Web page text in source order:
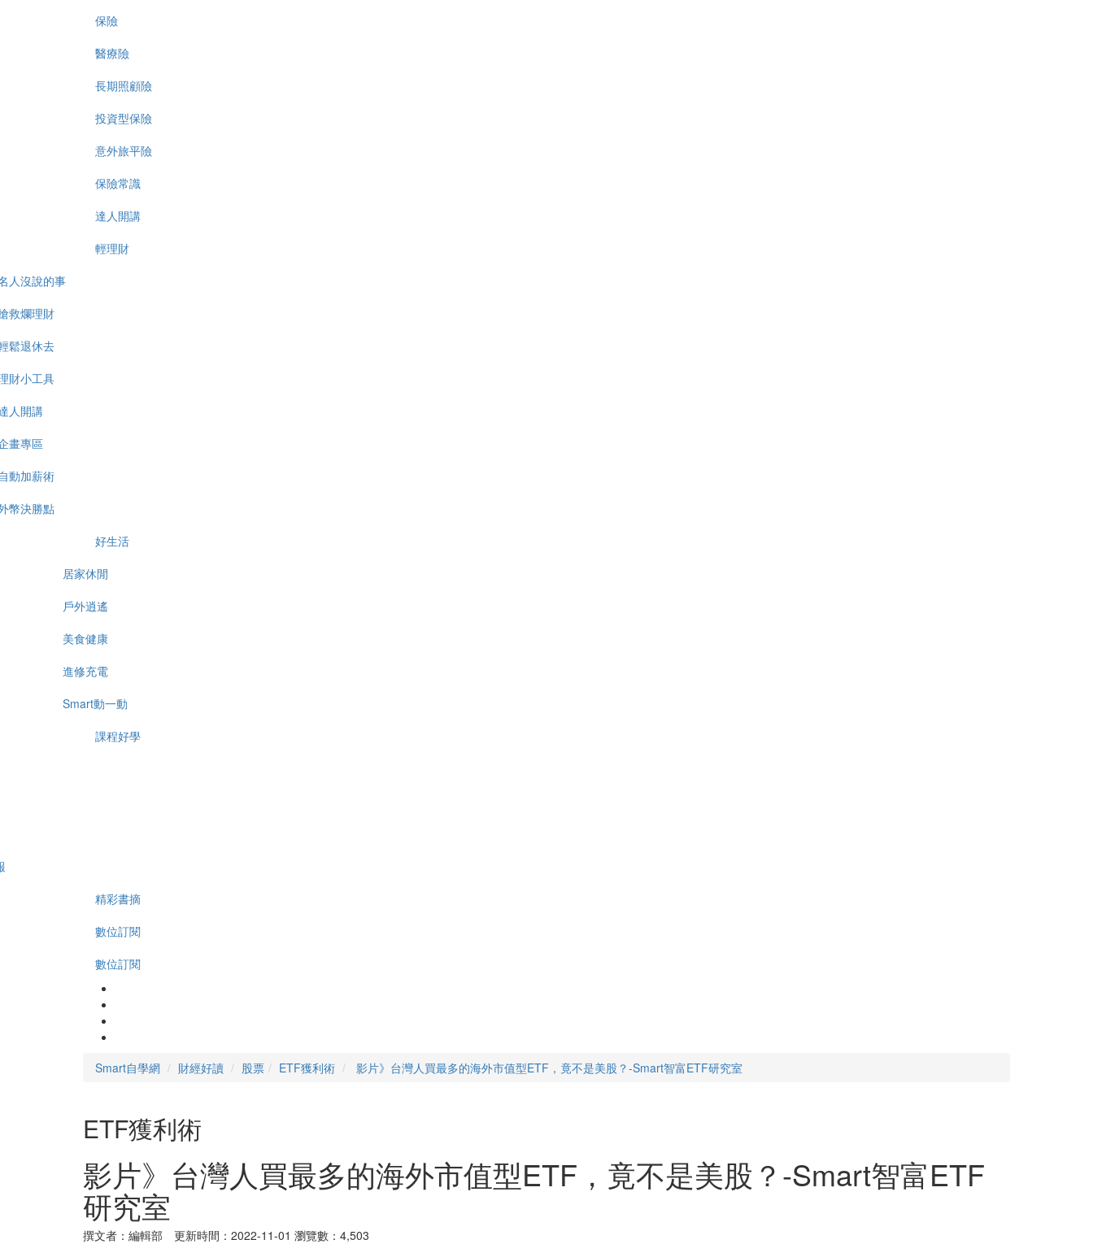
保險
醫療險
長期照顧險
投資型保險
意外旅平險
保險常識
達人開講
輕理財
人沒說的事
救爛理財
鬆退休去
財小工具
人開講
畫專區
動加薪術
幣決勝點
好生活
居家休閒
戶外逍遙
美食健康
進修充電
Smart動一動
課程好學
精彩書摘
數位訂閱
數位訂閱
Smart自學網 財經好讀 股票 ETF獲利術 影片》台灣人買最多的海外市值型ETF，竟不是美股？-Smart智富ETF研究室
ETF獲利術
影片》台灣人買最多的海外市值型ETF，竟不是美股？-Smart智富ETF
研究室
撰文者：編輯部 更新時間：2022-11-01 瀏覽數：4,503